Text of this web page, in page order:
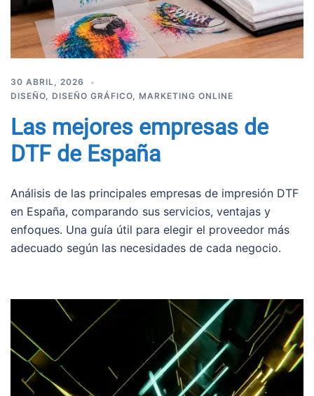
30 ABRIL, 2026
DISEÑO, DISEÑO GRÁFICO, MARKETING ONLINE
Las mejores empresas de
DTF de España
Análisis de las principales empresas de impresión DTF
en España, comparando sus servicios, ventajas y
enfoques. Una guía útil para elegir el proveedor más
adecuado según las necesidades de cada negocio.